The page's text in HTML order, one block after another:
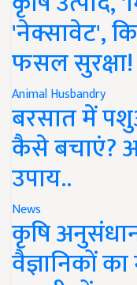
'नेक्सावेट',
फसल सुरक्षा!
Animal Husbandry
बरसात में
कैसे बचाएं?
उपाय..
News
कृषि
वैज्ञानिकों